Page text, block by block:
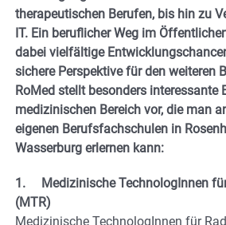
therapeutischen Berufen, bis hin zu
IT. Ein beruflicher Weg im
dabei vielfältige
sichere Perspektive für den weiteren
RoMed stellt besonders interessante
medizinischen Bereich vor, die man
eigenen Berufsfachschulen in
Wasserburg erlernen kann:
1. Medizinische TechnologInnen
(MTR)
Medizinische TechnologInnen für